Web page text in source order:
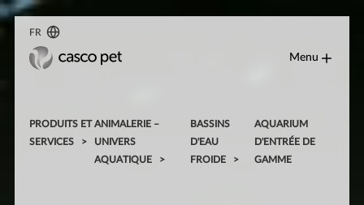
FR
Menu
PRODUITS ET
SERVICES
ANIMALERIE –
UNIVERS
AQUATIQUE
BASSINS
D'EAU
FROIDE
AQUARIUM
D'ENTRÉE DE
GAMME